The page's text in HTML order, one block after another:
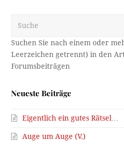
Neueste Beiträge
Eigentlich ein gutes Rätsel…
Auge um Auge (V.)